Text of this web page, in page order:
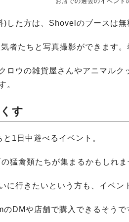
した方は、Shovelのブースは無
者たちと写真撮影ができます
ロウの雑貨屋さんやアニマル
。
す
1日中遊べるイベント。
猛禽類たちが集まるかもしれま
に行きたいという方も、イベン
DMや店舗で購入できるそうで